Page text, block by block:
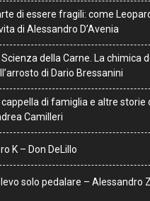
di essere fragili: come
di Alessandro D’Avenia
Scienza della Carne. La chimica
di Dario Bressanini
cappella di famiglia e altre storie
Camilleri
K – Don DeLillo
solo pedalare – Alessandro